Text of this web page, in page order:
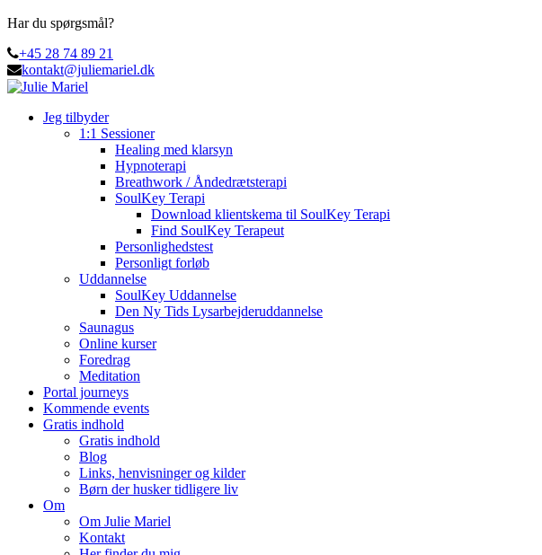
Har du spørgsmål?
+45 28 74 89 21
kontakt@juliemariel.dk
Jeg tilbyder
1:1 Sessioner
Healing med klarsyn
Hypnoterapi
Breathwork / Åndedrætsterapi
SoulKey Terapi
Download klientskema til SoulKey Terapi
Find SoulKey Terapeut
Personlighedstest
Personligt forløb
Uddannelse
SoulKey Uddannelse
Den Ny Tids Lysarbejderuddannelse
Saunagus
Online kurser
Foredrag
Meditation
Portal journeys
Kommende events
Gratis indhold
Gratis indhold
Blog
Links, henvisninger og kilder
Børn der husker tidligere liv
Om
Om Julie Mariel
Kontakt